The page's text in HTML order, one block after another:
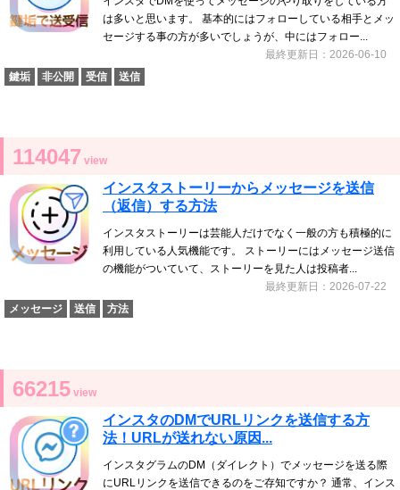
は多いと思います。 基本的にはフォローしている相手とメッ
セージする事の方が多いでしょうが、中にはフォロー...
最終更新日：2026-06-10
鍵垢
非公開 受信 送信
114047 view
インスタストーリーからメッセージを送信
（返信）する方法
インスタストーリーは芸能人だけでなく一般の方も積極的に
利用している人気機能です。 ストーリーにはメッセージ送信
の機能がついていて、ストーリーを見た人は投稿者...
最終更新日：2026-07-22
メッセージ
送信 方法
66215 view
インスタのDMでURLリンクを送信する方
法！URLが送れない原因...
インスタグラムのDM（ダイレクト）でメッセージを送る際
にURLリンクを送信できるのをご存知ですか？ 通常、インス